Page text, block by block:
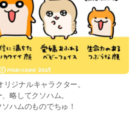
ジナルキャラクター。
略してクソハム。
ハムのものでちゅ！
生きている。